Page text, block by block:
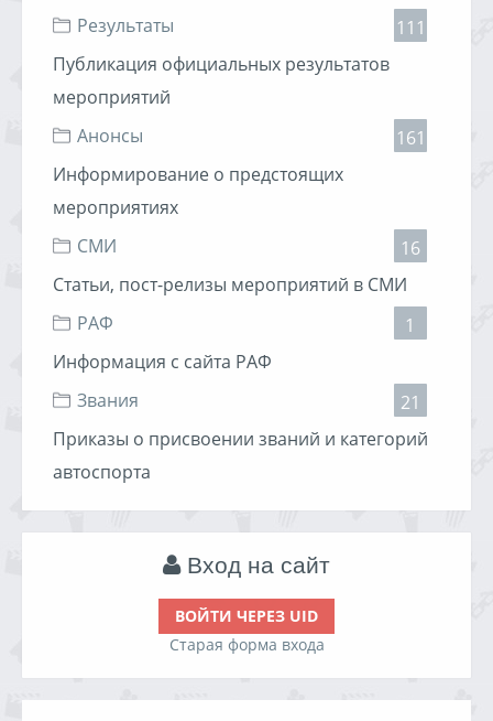
Результаты
111
Публикация официальных результатов
мероприятий
Анонсы
161
Информирование о предстоящих
мероприятиях
СМИ
16
Статьи, пост-релизы мероприятий в СМИ
РАФ
1
Информация с сайта РАФ
Звания
21
Приказы о присвоении званий и категорий
автоспорта
Вход на сайт
ВОЙТИ ЧЕРЕЗ UID
Старая форма входа